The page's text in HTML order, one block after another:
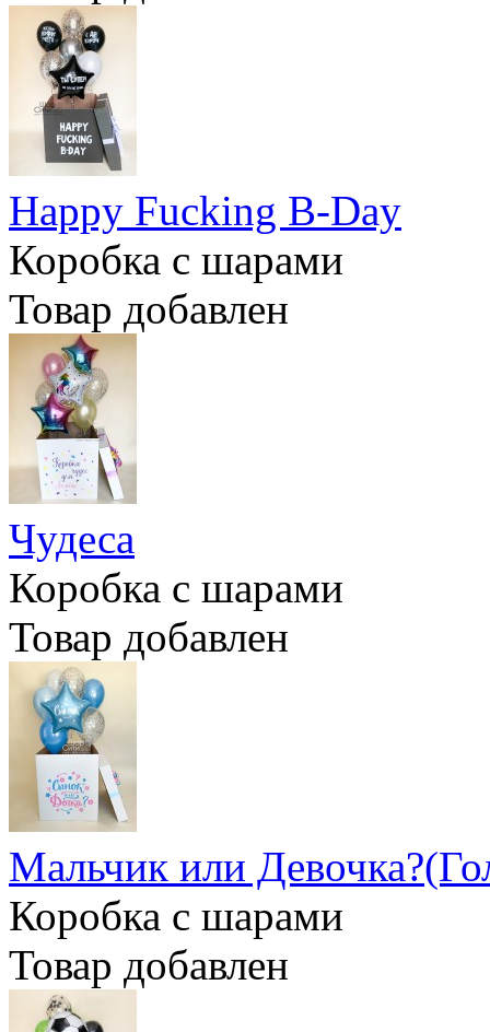
Happy Fucking B-Day
Коробка с шарами
Товар добавлен
Чудеса
Коробка с шарами
Товар добавлен
Мальчик или
Коробка с шарами
Товар добавлен